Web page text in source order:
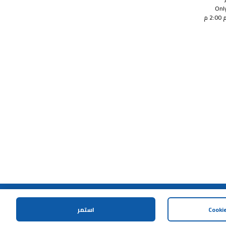
استمر
م
على المشتريات
المساعدة و الدعم